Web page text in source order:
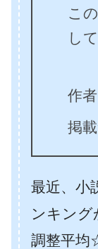
こ
し
作者
掲
最近、小
ンキング
調整平均